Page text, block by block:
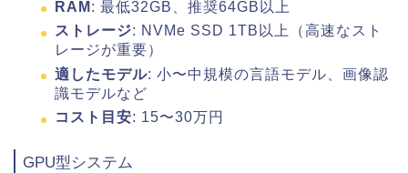
RAM : 最低32GB、推奨64GB以上
ストレージ: NVMe SSD 1TB以上（高速なスト
レージが重要）
適したモデル: 小〜中規模の言語モデル、画像認
識モデルなど
コスト目安: 15〜30万円
GPU型システム